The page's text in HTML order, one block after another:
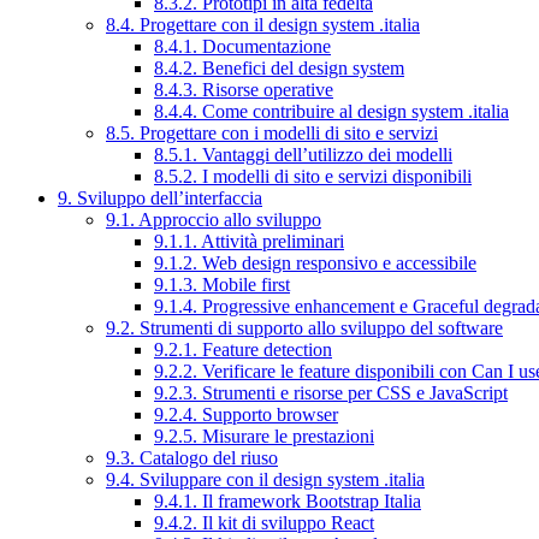
8.4. Progettare con il design system .italia
8.4.1. Documentazione
8.4.2. Benefici del design system
8.4.3. Risorse operative
8.4.4. Come contribuire al design system .italia
8.5. Progettare con i modelli di sito e servizi
8.5.1. Vantaggi dell’utilizzo dei modelli
8.5.2. I modelli di sito e servizi disponibili
9. Sviluppo dell’interfaccia
9.1. Approccio allo sviluppo
9.1.1. Attività preliminari
9.1.2. Web design responsivo e accessibile
9.1.3. Mobile first
9.1.4. Progressive enhancement e Graceful
9.2. Strumenti di supporto allo sviluppo del software
9.2.1. Feature detection
9.2.2. Verificare le feature disponibili con Can I
9.2.3. Strumenti e risorse per CSS e JavaScript
9.2.4. Supporto browser
9.2.5. Misurare le prestazioni
9.3. Catalogo del riuso
9.4. Sviluppare con il design system .italia
9.4.1. Il framework Bootstrap Italia
9.4.2. Il kit di sviluppo React